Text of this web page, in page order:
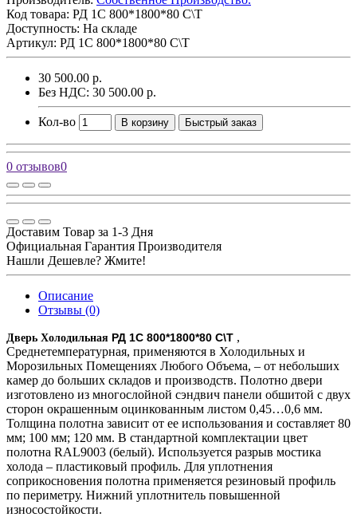
Код товара: РД 1С 800*1800*80 С\Т
Доступность: На складе
Артикул: РД 1С 800*1800*80 С\Т
30 500.00 р.
Без НДС: 30 500.00 р.
Кол-во В корзину Быстрый заказ
0 отзывов0
Доставим Товар за 1-3 Дня
Официальная Гарантия Производителя
Нашли Дешевле? Жмите!
Описание
Отзывы (0)
Дверь Холодильная РД 1С 800*1800*80 С\Т ,
Среднетемпературная, применяются в Холодильных и
Морозильных Помещениях Любого Объема, – от небольших
камер до больших складов и производств. Полотно двери
изготовлено из многослойной сэндвич панели обшитой с двух
сторон окрашенным оцинкованным листом 0,45…0,6 мм.
Толщина полотна зависит от ее использования и составляет 80
мм; 100 мм; 120 мм. В стандартной комплектации цвет
полотна RAL9003 (белый). Используется разрыв мостика
холода – пластиковый профиль. Для уплотнения
соприкосновения полотна применяется резиновый профиль
по периметру. Нижний уплотнитель повышенной
износостойкости.